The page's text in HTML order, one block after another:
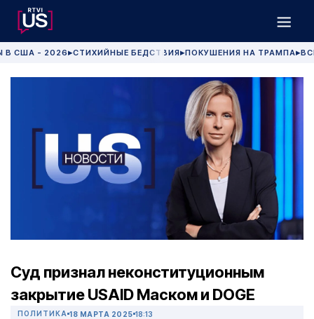
В США - 2026 ▶СТИХИЙНЫЕ БЕДСТВИЯ▶ПОКУШЕНИЯ НА ТРАМПА▶
Суд признал неконституционным
закрытие USAID Маском и DOGE
ПОЛИТИКА 18 МАРТА 2025 18:13